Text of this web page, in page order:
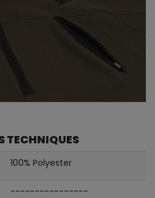
TECHNIQUES
100% Polyester
----------------